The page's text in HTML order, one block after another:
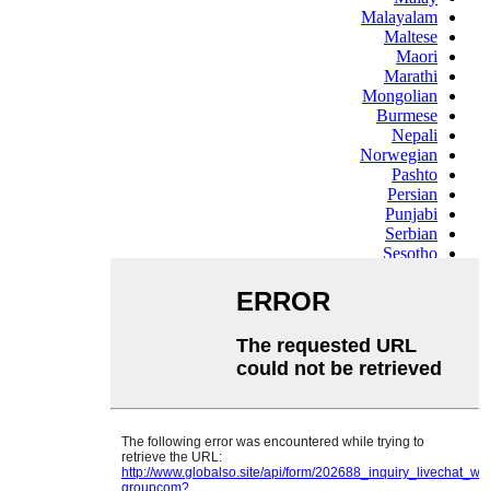
Malayalam
Maltese
Maori
Marathi
Mongolian
Burmese
Nepali
Norwegian
Pashto
Persian
Punjabi
Serbian
Sesotho
Samoan
Scots Gaelic
Sindhi
Swahili
Tajik